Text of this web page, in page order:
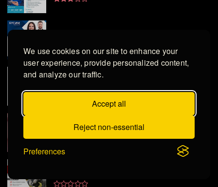
We use cookies on our site to enhance your
user experience, provide personalized content,
and analyze our traffic.
Accept all
Reject non-essential
Preferences
ESPECIALISTA DIGITAL
ASISTENTE DE JEFE DE TIENDA ROTATIVO